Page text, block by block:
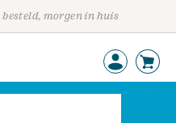
morgen in huis